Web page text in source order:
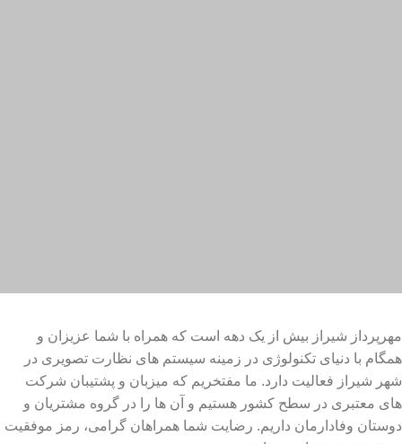
مهرپرداز شیراز بیش از یک دهه است که همراه با شما عزیزان و
همگام با دنیای تکنولوژی در زمینه سیستم های نظارت تصویری در
شهر شیراز فعالیت دارد. ما مفتخریم که میزبان و پشتیبان شرکت
های معتبری در سطح کشور هستیم و آن ها را در گروه مشتریان و
دوستان وفادارمان داریم. رضایت شما همراهان گرامی، رمز موفقیت